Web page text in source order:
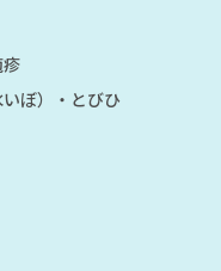
ぼ）・とびひ